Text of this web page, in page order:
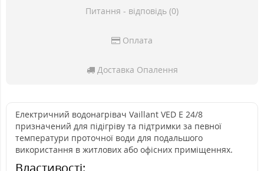
Питання - відповідь (0)
Оплата
Доставка Опалення
Електричний водонагрівач Vaillant VED E 24/8
призначений для підігріву та підтримки за певної
температури проточної води для подальшого
використання в житлових або офісних приміщеннях.
Властивості: